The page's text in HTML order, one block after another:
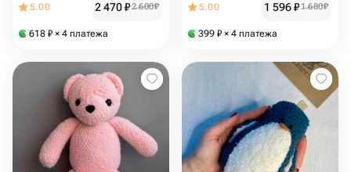
5.00 2 470₽2 600₽
618 ₽ × 4 платежа
5.00 1 596₽1 680₽
399 ₽ × 4 платежа